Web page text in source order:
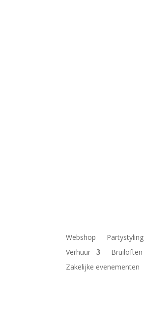
Webshop Partystyling
Verhuur
Bruiloften
Zakelijke evenementen